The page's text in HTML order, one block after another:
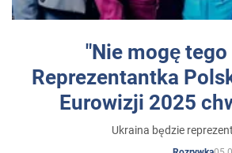
"Nie mogę tego
Reprezentantka
Eurowizji 2025
Ukraina będzie